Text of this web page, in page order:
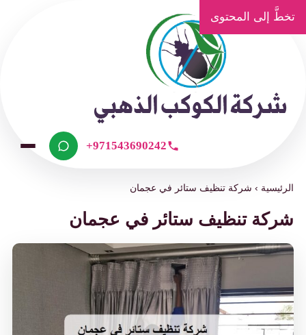
تخطَّ إلى المحتوى
+971543690242
الرئيسية ›شركة تنظيف ستائر في عجمان
شركة تنظيف ستائر في عجمان